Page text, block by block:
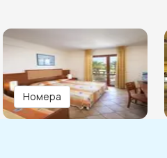
Номера